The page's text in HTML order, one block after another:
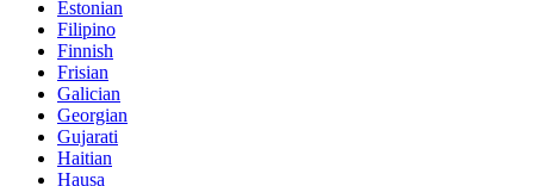
Estonian
Filipino
Finnish
Frisian
Galician
Georgian
Gujarati
Haitian
Hausa